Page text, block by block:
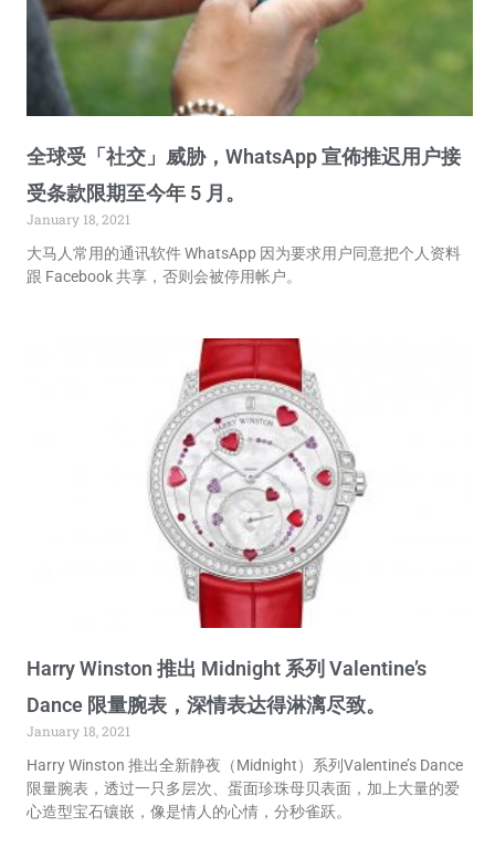
全球受「社交」威胁，WhatsApp 宣佈推迟用户接
受条款限期至今年 5 月。
January 18, 2021
大马人常用的通讯软件 WhatsApp 因为要求用户同意把个人资料
跟 Facebook 共享，否则会被停用帐户。
Harry Winston 推出 Midnight 系列 Valentine’s
Dance 限量腕表，深情表达得淋漓尽致。
January 18, 2021
Harry Winston 推出全新静夜（Midnight）系列Valentine’s Dance
限量腕表，透过一只多层次、蛋面珍珠母贝表面，加上大量的爱
心造型宝石镶嵌，像是情人的心情，分秒雀跃。